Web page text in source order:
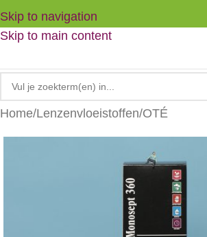
Skip to navigation
Skip to main content
Home/Lenzenvloeistoffen/OTÉ